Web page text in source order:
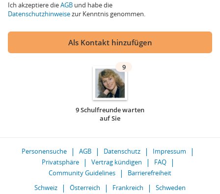
Ich akzeptiere dieAGB und habe die
Datenschutzhinweisezur Kenntnis genommen.
Als Kontakt hinzufügen
9
9 Schulfreunde warten
auf Sie
Personensuche AGB Datenschutz
Impressum
Privatsphäre
Vertrag kündigen
FAQ
Community Guidelines
Barrierefreiheit
Schweiz
Österreich Frankreich Schweden